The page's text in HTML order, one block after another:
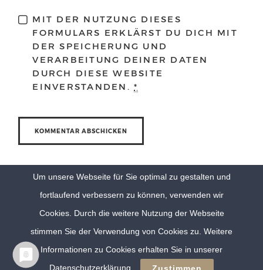
MIT DER NUTZUNG DIESES
FORMULARS ERKLÄRST DU DICH MIT
DER SPEICHERUNG UND
VERARBEITUNG DEINER DATEN
DURCH DIESE WEBSITE
EINVERSTANDEN.*
© Eva Berten Photography |
Um unsere Webseite für Sie optimal zu gestalten und
fortlaufend verbessern zu können, verwenden wir
Cookies. Durch die weitere Nutzung der Webseite
stimmen Sie der Verwendung von Cookies zu. Weitere
Informationen zu Cookies erhalten Sie in unserer
Datenschutzerklärung